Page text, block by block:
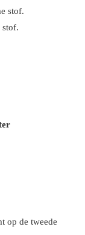
stof.
stof.
op de tweede